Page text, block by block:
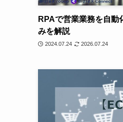
RPAで営業業務を自動
みを解説
2024.07.24 2026.07.24